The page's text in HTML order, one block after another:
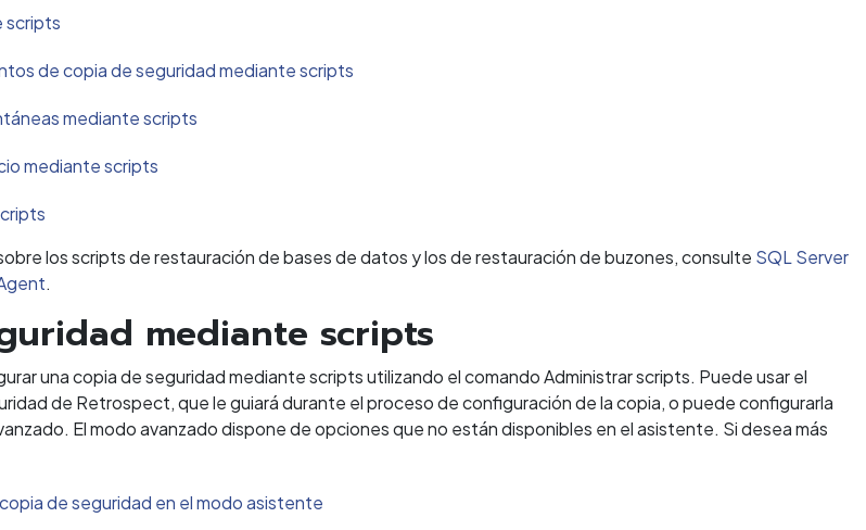
scripts
de copia de seguridad mediante scripts
mediante scripts
mediante scripts
los scripts de restauración de bases de datos y los de restauración de buzones, consulte SQL Server
.
mediante scripts
una copia de seguridad mediante scripts utilizando el comando Administrar scripts. Puede usar el
de Retrospect, que le guiará durante el proceso de configuración de la copia, o puede configurarla
El modo avanzado dispone de opciones que no están disponibles en el asistente. Si desea más
de seguridad en el modo asistente